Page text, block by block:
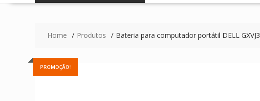
Home Produtos Bateria para computador portátil DELL GXVJ3
PROMOÇÃO!